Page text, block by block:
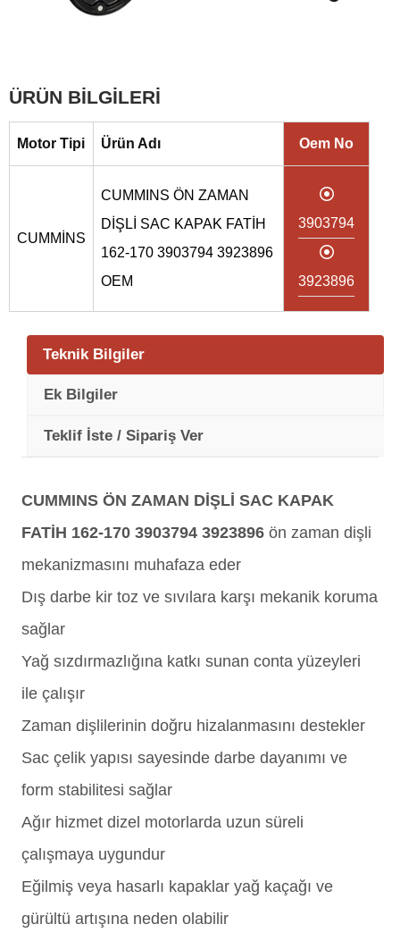
ÜRÜN BİLGİLERİ
Motor Tipi Ürün Adı Oem No
CUMMİNS
CUMMINS ÖN ZAMAN
DİŞLİ SAC KAPAK FATİH
162-170 3903794 3923896
OEM
3903794
3923896
Teknik Bilgiler
Ek Bilgiler
Teklif İste / Sipariş Ver
CUMMINS ÖN ZAMAN DİŞLİ SAC KAPAK
FATİH 162-170 3903794 3923896 ön zaman dişli
mekanizmasını muhafaza eder
Dış darbe kir toz ve sıvılara karşı mekanik koruma
sağlar
Yağ sızdırmazlığına katkı sunan conta yüzeyleri
ile çalışır
Zaman dişlilerinin doğru hizalanmasını destekler
Sac çelik yapısı sayesinde darbe dayanımı ve
form stabilitesi sağlar
Ağır hizmet dizel motorlarda uzun süreli
çalışmaya uygundur
Eğilmiş veya hasarlı kapaklar yağ kaçağı ve
gürültü artışına neden olabilir